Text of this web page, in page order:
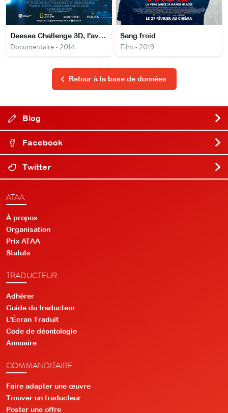
Deesea Challenge 3D, l'aventure d'une vie
Documentaire • 2014
Sang froid
Film • 2019
Retour à la base de données
Blog
Facebook
Twitter
ATAA
À propos
Organisation
Prix ATAA
Statuts
TRADUCTEUR
Adhérer
Guide du traducteur
L'Écran Traduit
Code de déontologie
Annuaire
COMMANDITAIRE
Faire adapter une œuvre
Trouver un traducteur
Poster une offre